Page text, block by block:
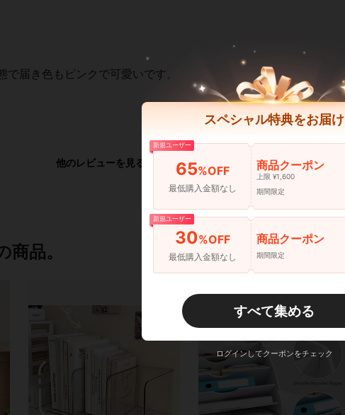
届き色もピンクで可愛いです。
いいね！ (0)
他のレビューを見る
品。
スペシャル特典をお届け
新規ユーザー
65%OFF
最低購入金額なし
商品クーポン
上限 ¥1,600
期間限定
新規ユーザー
30%OFF
最低購入金額なし
商品クーポン
期間限定
すべて集める
ログインしてクーポンをチェック